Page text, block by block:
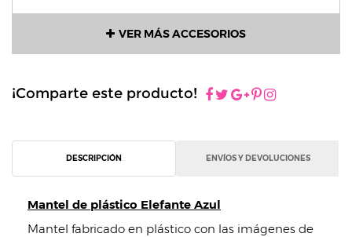
VER MÁS ACCESORIOS
¡Comparte este producto!
DESCRIPCIÓN ENVÍOS Y DEVOLUCIONES
Mantel de plástico Elefante Azul
Mantel fabricado en plástico con las imágenes de